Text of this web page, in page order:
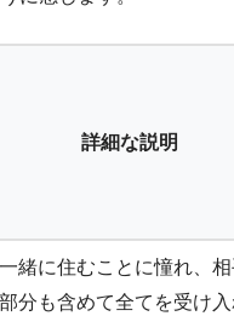
詳細な説明
緒に住むことに憧れ、
分も含めて全てを受け入